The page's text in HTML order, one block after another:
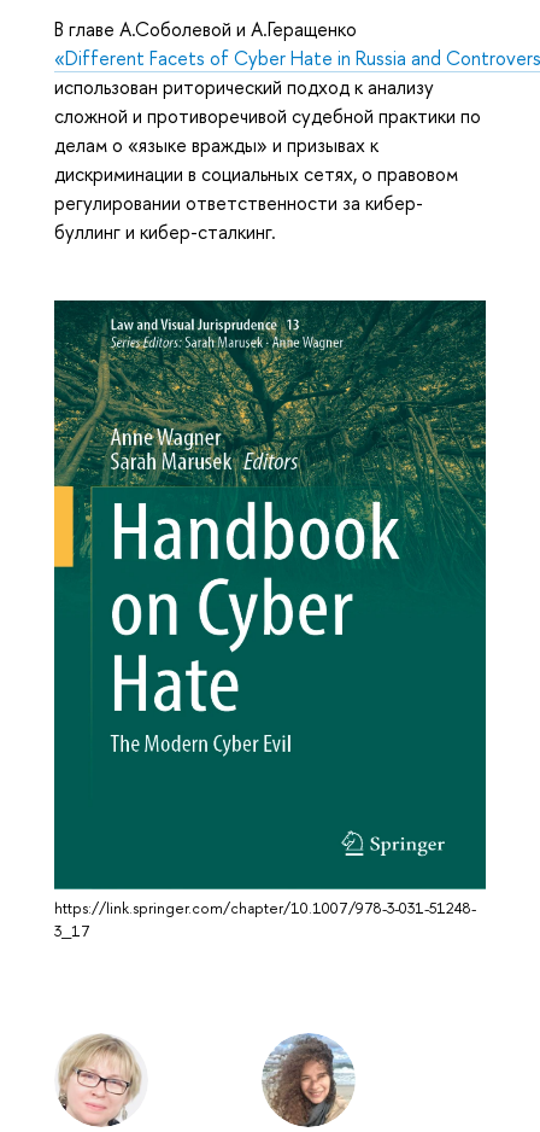
В главе А.Соболевой и А.Геращенко
«Different Facets of Cyber Hate in Russia and
использован риторический подход к анализу
сложной и противоречивой судебной практики по
делам о «языке вражды» и призывах к
дискриминации в социальных сетях, о правовом
регулировании ответственности за кибер-
буллинг и кибер-сталкинг.
https://link.springer.com/chapter/10.1007/978-3-031-51248-
3_17